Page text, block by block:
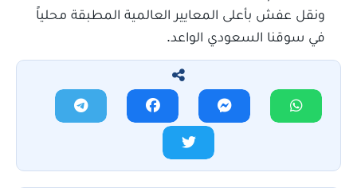
ونقل عفش بأعلى المعايير العالمية المطبقة محلياً
في سوقنا السعودي الواعد.